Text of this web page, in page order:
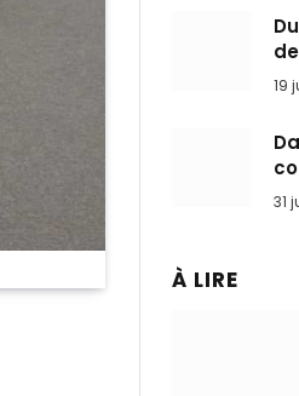
19
31
À LIRE